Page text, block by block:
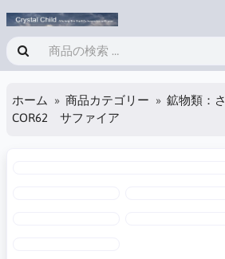
ホーム 商品カテゴリー 鉱物類：さ
COR62 サファイア